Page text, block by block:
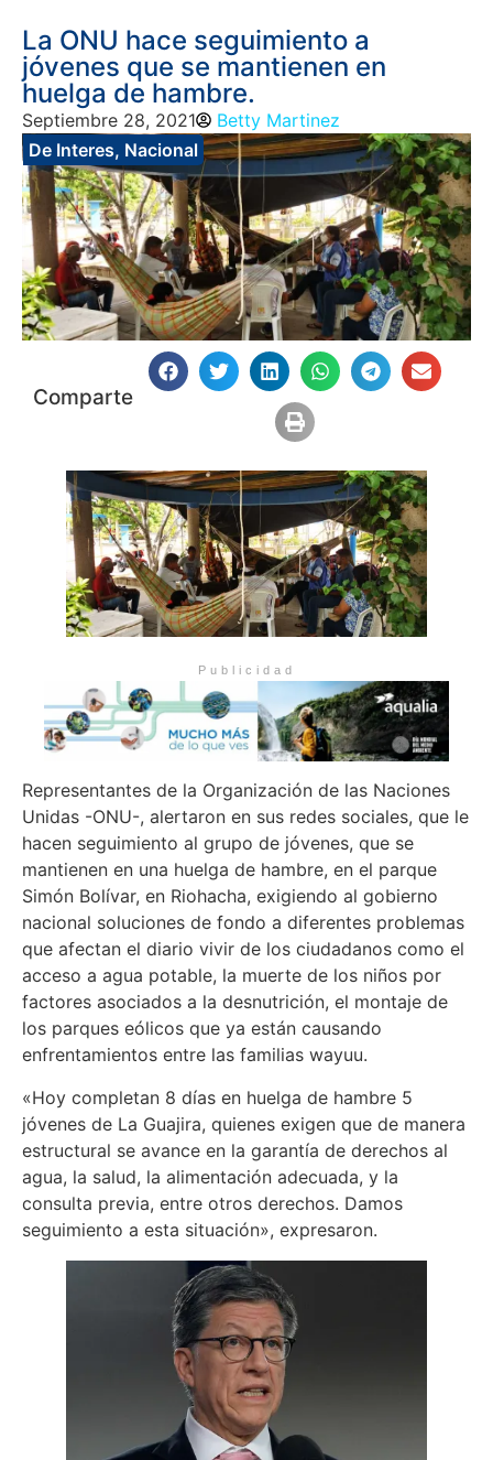
La ONU hace seguimiento a
jóvenes que se mantienen en
huelga de hambre.
Septiembre 28, 2021
Betty Martinez
De Interes, Nacional
Comparte
Publicidad
Representantes de la Organización de las Naciones
Unidas -ONU-, alertaron en sus redes sociales, que le
hacen seguimiento al grupo de jóvenes, que se
mantienen en una huelga de hambre, en el parque
Simón Bolívar, en Riohacha, exigiendo al gobierno
nacional soluciones de fondo a diferentes problemas
que afectan el diario vivir de los ciudadanos como el
acceso a agua potable, la muerte de los niños por
factores asociados a la desnutrición, el montaje de
los parques eólicos que ya están causando
enfrentamientos entre las familias wayuu.
«Hoy completan 8 días en huelga de hambre 5
jóvenes de La Guajira, quienes exigen que de manera
estructural se avance en la garantía de derechos al
agua, la salud, la alimentación adecuada, y la
consulta previa, entre otros derechos. Damos
seguimiento a esta situación», expresaron.